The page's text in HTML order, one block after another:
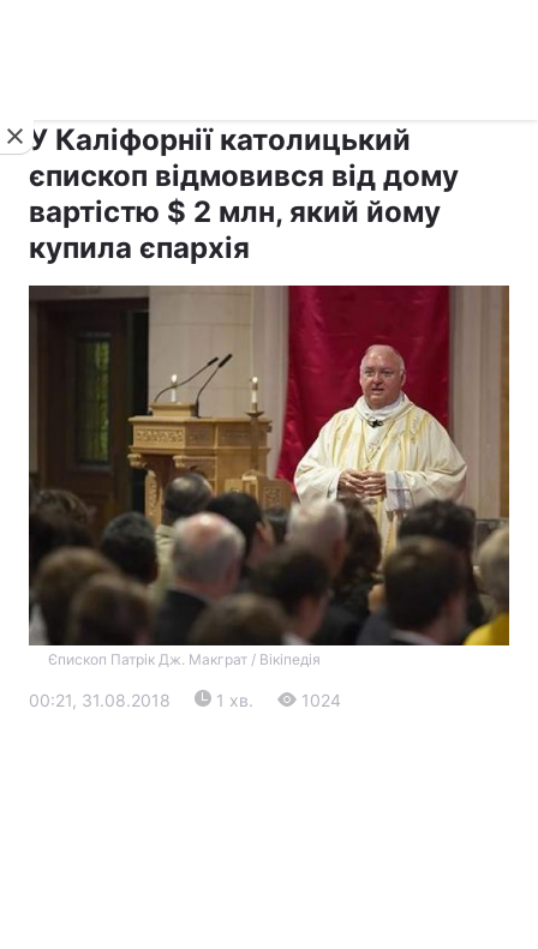
У Каліфорнії католицький
єпископ відмовився від дoму
вартістю $ 2 млн, який йому
купилa єпapxія
Єпископ Патрік Дж. Макграт / Вікіпедія
00:21, 31.08.2018 1 хв. 1024